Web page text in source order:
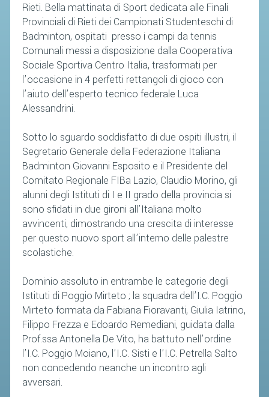
Rieti. Bella mattinata di Sport dedicata alle Finali
Provinciali di Rieti dei Campionati Studenteschi di
Badminton, ospitati presso i campi da tennis
Comunali messi a disposizione dalla Cooperativa
Sociale Sportiva Centro Italia, trasformati per
l’occasione in 4 perfetti rettangoli di gioco con
l’aiuto dell’esperto tecnico federale Luca
Alessandrini.
Sotto lo sguardo soddisfatto di due ospiti illustri, il
Segretario Generale della Federazione Italiana
Badminton Giovanni Esposito e il Presidente del
Comitato Regionale FIBa Lazio, Claudio Morino, gli
alunni degli Istituti di I e II grado della provincia si
sono sfidati in due gironi all’Italiana molto
avvincenti, dimostrando una crescita di interesse
per questo nuovo sport all’interno delle palestre
scolastiche.
Dominio assoluto in entrambe le categorie degli
Istituti di Poggio Mirteto ; la squadra dell’I.C. Poggio
Mirteto formata da Fabiana Fioravanti, Giulia Iatrino,
Filippo Frezza e Edoardo Remediani, guidata dalla
Prof.ssa Antonella De Vito, ha battuto nell’ordine
l’I.C. Poggio Moiano, l’I.C. Sisti e l’I.C. Petrella Salto
non concedendo neanche un incontro agli
avversari.